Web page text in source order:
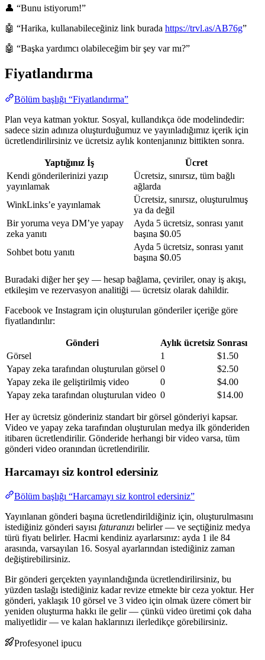
👤 “Bunu istiyorum!”
🤖 “Harika, kullanabileceğiniz link burada https://trvl.as/AB76g”
🤖 “Başka yardımcı olabileceğim bir şey var mı?”
Fiyatlandırma
Bölüm başlığı “Fiyatlandırma”
Plan veya katman yoktur. Sosyal, kullandıkça öde modelindedir:
sadece sizin adınıza oluşturduğumuz ve yayınladığımız içerik için
ücretlendirilirsiniz ve ücretsiz aylık kontenjanınız bittikten sonra.
Yaptığınız İş
Ücret
Kendi gönderilerinizi yazıp
yayınlamak
Ücretsiz, sınırsız, tüm bağlı
ağlarda
WinkLinks’e yayınlamak
Ücretsiz, sınırsız, oluşturulmuş
ya da değil
Bir yoruma veya DM’ye yapay
zeka yanıtı
Ayda 5 ücretsiz, sonrası yanıt
başına $0.05
Sohbet botu yanıtı
Ayda 5 ücretsiz, sonrası yanıt
başına $0.05
Buradaki diğer her şey — hesap bağlama, çeviriler, onay iş akışı,
etkileşim ve rezervasyon analitiği — ücretsiz olarak dahildir.
Facebook ve Instagram için oluşturulan gönderiler içeriğe göre
fiyatlandırılır:
Gönderi Aylık ücretsiz Sonrası
Görsel
1
$1.50
Yapay zeka tarafından oluşturulan görsel 0
$2.50
Yapay zeka ile geliştirilmiş video
0
$4.00
Yapay zeka tarafından oluşturulan video 0 $14.00
Her ay ücretsiz gönderiniz standart bir görsel gönderiyi kapsar.
Video ve yapay zeka tarafından oluşturulan medya ilk gönderiden
itibaren ücretlendirilir. Gönderide herhangi bir video varsa, tüm
gönderi video oranından ücretlendirilir.
Harcamayı siz kontrol edersiniz
Bölüm başlığı “Harcamayı siz kontrol edersiniz”
Yayınlanan gönderi başına ücretlendirildiğiniz için, oluşturulmasını
istediğiniz gönderi sayısı faturanızı belirler — ve seçtiğiniz medya
türü fiyatı belirler. Hacmi kendiniz ayarlarsınız: ayda 1 ile 84
arasında, varsayılan 16. Sosyal ayarlarından istediğiniz zaman
değiştirebilirsiniz.
Bir gönderi gerçekten yayınlandığında ücretlendirilirsiniz, bu
yüzden taslağı istediğiniz kadar revize etmekte bir ceza yoktur. Her
gönderi, yaklaşık 10 görsel ve 3 video için olmak üzere cömert bir
yeniden oluşturma hakkı ile gelir — çünkü video üretimi çok daha
maliyetlidir — ve kalan haklarınızı ilerledikçe görebilirsiniz.
Profesyonel ipucu